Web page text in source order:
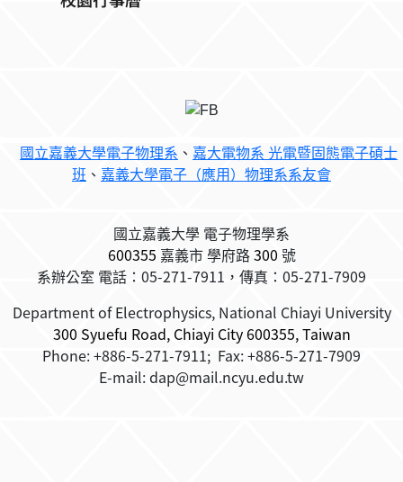
國立嘉義大學電子物理系 、 嘉大電物系 光電暨固態電子碩士
班 、 嘉義大學電子（應用）物理系系友會
國立嘉義大學 電子物理學系
600355 嘉義市學府路300 號
系辦公室 電話：05-271-7911，傳真：05-271-7909
Department of Electrophysics, National Chiayi University
300 Syuefu Road, Chiayi City 600355, Taiwan
Phone: +886-5-271-7911; Fax: +886-5-271-7909
E-mail: dap@mail.ncyu.edu.tw